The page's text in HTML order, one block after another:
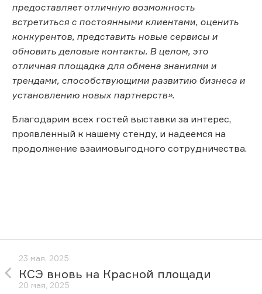
предоставляет отличную возможность
встретиться с постоянными клиентами, оценить
конкурентов, представить новые сервисы и
обновить деловые контакты. В целом, это
отличная площадка для обмена знаниями и
трендами, способствующими развитию бизнеса и
установлению новых партнерств».
Благодарим всех гостей выставки за интерес,
проявленный к нашему стенду, и надеемся на
продолжение взаимовыгодного сотрудничества.
23 мая, 2025
КСЭ вновь на Красной площади
20 мая, 2025